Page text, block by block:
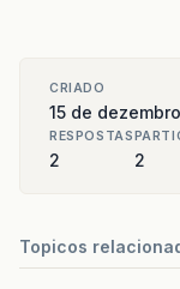
CRIADO
15 de
RESPOSTAS
2 2
Topicos